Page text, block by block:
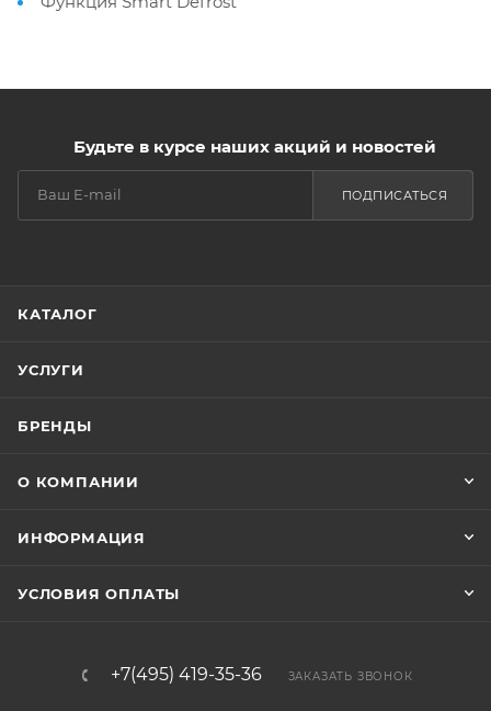
Будьте в курсе наших акций и новостей
ПОДПИСАТЬСЯ
КАТАЛОГ
УСЛУГИ
БРЕНДЫ
О КОМПАНИИ
ИНФОРМАЦИЯ
УСЛОВИЯ ОПЛАТЫ
+7(495) 419-35-36 ЗАКАЗАТЬ ЗВОНОК